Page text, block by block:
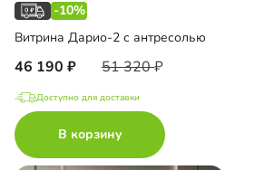
-10%
Витрина Дарио-2 с антресолью
46 190 51 320
Доступно для доставки
В корзину